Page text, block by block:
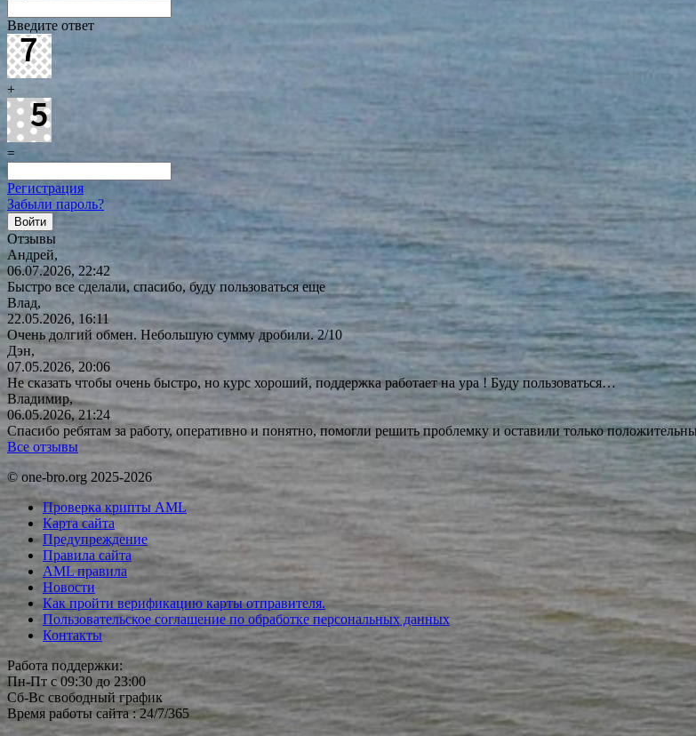
Введите ответ
+
=
Регистрация
Забыли пароль?
Отзывы
Андрей,
06.07.2026, 22:42
Быстро все сделали, спасибо, буду пользоваться еще
Влад,
22.05.2026, 16:11
Очень долгий обмен. Небольшую сумму дробили. 2/10
Дэн,
07.05.2026, 20:06
Не сказать чтобы очень быстро, но курс хороший, поддержка работает на ура ! Буду пользоваться…
Владимир,
06.05.2026, 21:24
Спасибо ребятам за работу, оперативно и понятно, помогли решить проблемку и оставили только
Все отзывы
© one-bro.org 2025-2026
Проверка крипты AML
Карта сайта
Предупреждение
Правила сайта
AML правила
Новости
Как пройти верификацию карты отправителя.
Пользовательское соглашение по обработке персональных данных
Контакты
Работа поддержки:
Пн-Пт с 09:30 до 23:00
Сб-Вс свободный график
Время работы сайта : 24/7/365